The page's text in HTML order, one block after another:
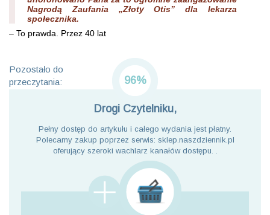
Nagrodą Zaufania „Złoty Otis” dla lekarza
społecznika.
– To prawda. Przez 40 lat
Pozostało do
przeczytania:
96%
Drogi Czytelniku,
Pełny dostęp do artykułu i całego wydania jest płatny.
Polecamy zakup poprzez serwis: sklep.naszdziennik.pl
oferujący szeroki wachlarz kanałów dostępu. .